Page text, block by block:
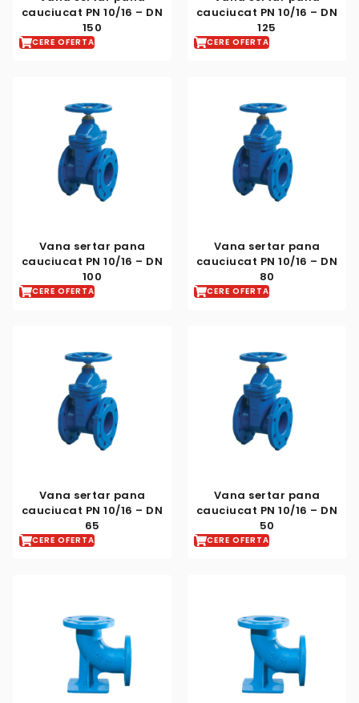
cauciucat PN 10/16 – DN
150
CERE OFERTA
cauciucat PN 10/16 – DN
125
CERE OFERTA
Vana sertar pana
cauciucat PN 10/16 – DN
100
CERE OFERTA
Vana sertar pana
cauciucat PN 10/16 – DN
80
CERE OFERTA
Vana sertar pana
cauciucat PN 10/16 – DN
65
CERE OFERTA
Vana sertar pana
cauciucat PN 10/16 – DN
50
CERE OFERTA